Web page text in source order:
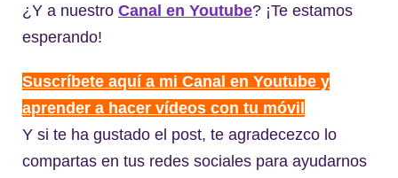
¿Y a nuestro Canal en Youtube? ¡Te estamos
esperando!
Suscríbete aquí a mi Canal en Youtube y
aprender a hacer vídeos con tu móvil
Y si te ha gustado el post, te agradecezco lo
compartas en tus redes sociales para ayudarnos